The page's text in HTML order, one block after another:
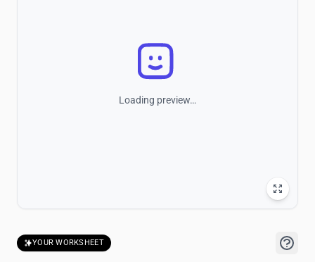
Loading preview…
YOUR WORKSHEET